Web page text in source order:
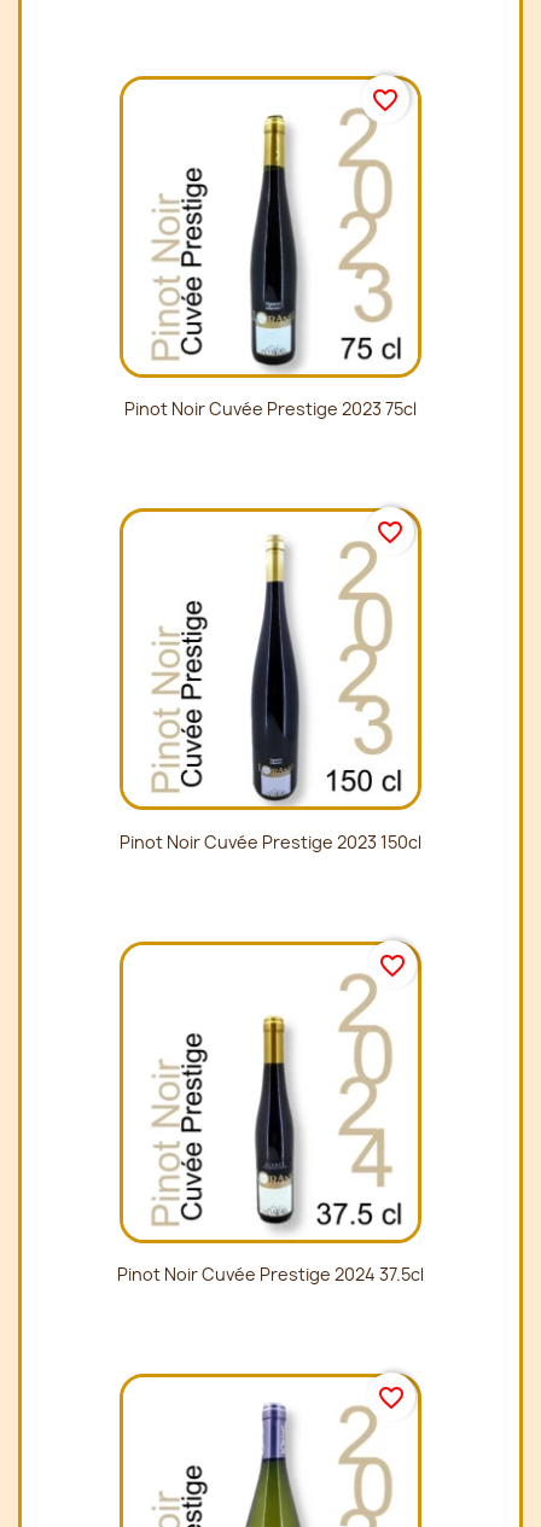
Pinot Noir Cuvée Prestige 2023 75cl
favorite_border
Pinot Noir Cuvée Prestige 2023 150cl
favorite_border
Pinot Noir Cuvée Prestige 2024 37.5cl
favorite_border
favorite_border